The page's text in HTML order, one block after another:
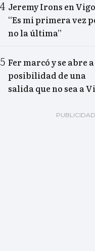
Jeremy Irons en
“Es mi primera vez
no la última”
Fer marcó y se abre
posibilidad de una
salida que no sea a